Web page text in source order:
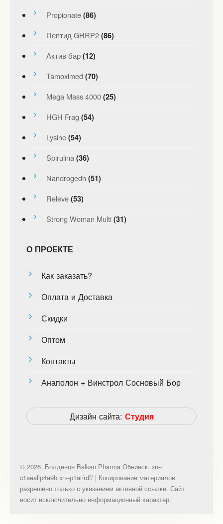
Propionate (86)
Пептид GHRP2 (86)
Актив бар (12)
Tamoximed (70)
Mega Mass 4000 (25)
HGH Frag (54)
Lysine (54)
Spirulina (36)
Nandrogedh (51)
Releve (53)
Strong Woman Multi (31)
О ПРОЕКТЕ
Как заказать?
Оплата и Доставка
Скидки
Оптом
Контакты
Анаполон + Винстрол Сосновый Бор
Дизайн сайта: Студия
© 2026. Болденон Balkan Pharma Обнинск. xn--
c1aeallp4a9b.xn--p1ai/rdf/ | Копирование материалов
разрешено только с указанием активной ссылки. Сайт
носит исключительно информационный характер.